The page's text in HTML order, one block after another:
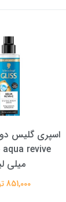
Oil
467,000 تومان